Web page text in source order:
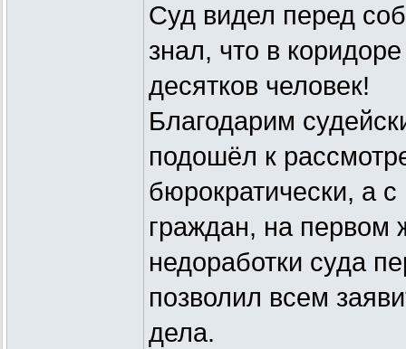
Суд видел перед
знал, что в
десятков человек!
Благодарим
подошёл к
бюрократически, а
граждан, на первом
недоработки суда
позволил всем
дела.